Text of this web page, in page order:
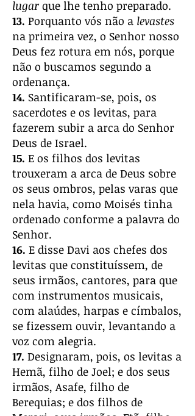
lugar que lhe tenho preparado.
13. Porquanto vós não a levastes
na primeira vez, o Senhor nosso
Deus fez rotura em nós, porque
não o buscamos segundo a
ordenança.
14. Santificaram-se, pois, os
sacerdotes e os levitas, para
fazerem subir a arca do Senhor
Deus de Israel.
15. E os filhos dos levitas
trouxeram a arca de Deus sobre
os seus ombros, pelas varas que
nela havia, como Moisés tinha
ordenado conforme a palavra do
Senhor.
16. E disse Davi aos chefes dos
levitas que constituíssem, de
seus irmãos, cantores, para que
com instrumentos musicais,
com alaúdes, harpas e címbalos,
se fizessem ouvir, levantando a
voz com alegria.
17. Designaram, pois, os levitas a
Hemã, filho de Joel; e dos seus
irmãos, Asafe, filho de
Berequias; e dos filhos de